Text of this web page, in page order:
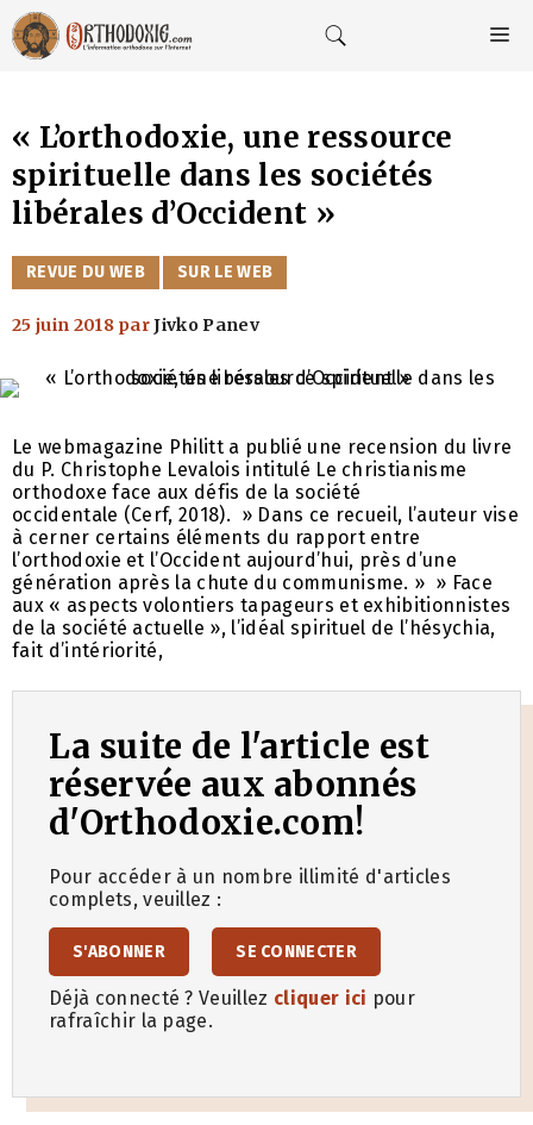
Aller
au
contenu
« L’orthodoxie, une ressource
spirituelle dans les sociétés
libérales d’Occident »
CATÉGORIES
REVUE DU WEB SUR LE WEB
25 juin 2018 parJivko Panev
Le webmagazine Philitt a publié une recension du livre
du P. Christophe Levalois intitulé Le christianisme
orthodoxe face aux défis de la société
occidentale (Cerf, 2018). » Dans ce recueil, l’auteur vise
à cerner certains éléments du rapport entre
l’orthodoxie et l’Occident aujourd’hui, près d’une
génération après la chute du communisme. » » Face
aux « aspects volontiers tapageurs et exhibitionnistes
de la société actuelle », l’idéal spirituel de l’hésychia,
fait d’intériorité,
La suite de l'article est
réservée aux abonnés
d'Orthodoxie.com!
Pour accéder à un nombre illimité d'articles
complets, veuillez :
S'ABONNER SE CONNECTER
Déjà connecté ? Veuillez cliquer ici pour
rafraîchir la page.